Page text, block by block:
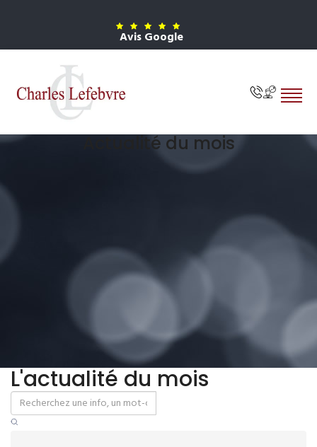
Avis Google
Actualité du mois
L'actualité du mois